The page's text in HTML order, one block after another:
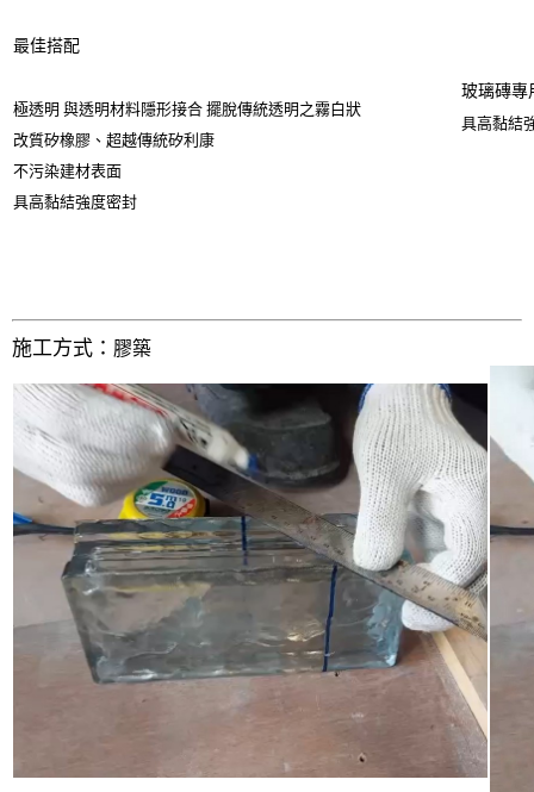
最佳搭配
極透明 與透明材料隱形接合 擺脫傳統透明之霧白狀
改質矽橡膠、超越傳統矽利康
不污染建材表面
具高黏結強度密封
玻璃磚專
具高黏結
施工方式： 膠築